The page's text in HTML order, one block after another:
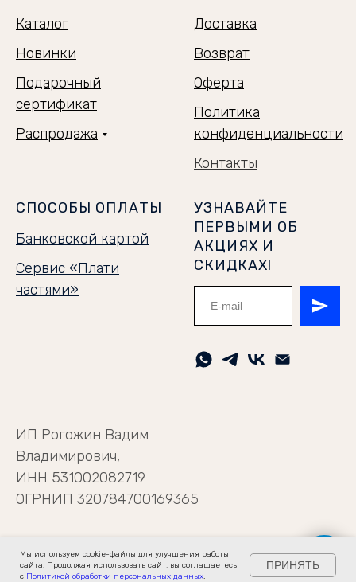
Мы используем cookie-файлы для улучшения работы
сайта. Продолжая использовать сайт, вы соглашаетесь
с Политикой обработки персональных данных.
ПРИНЯТЬ
Каталог
Новинки
Подарочный
сертификат
Распродажа
Доставка
Возврат
Оферта
Политика
конфиденциальности
Контакты
СПОСОБЫ ОПЛАТЫ
Банковской картой
Сервис «Плати
частями»
УЗНАВАЙТЕ
ПЕРВЫМИ ОБ
АКЦИЯХ И
СКИДКАХ!
ИП Рогожин Вадим
Владимирович,
ИНН 531002082719
ОГРНИП 320784700169365